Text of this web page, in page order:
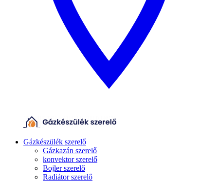
Gázkészülék szerelő
Gázkazán szerelő
konvektor szerelő
Bojler szerelő
Radiátor szerelő